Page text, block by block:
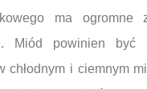
ma
Miód powinien być
chłodnym i ciemnym